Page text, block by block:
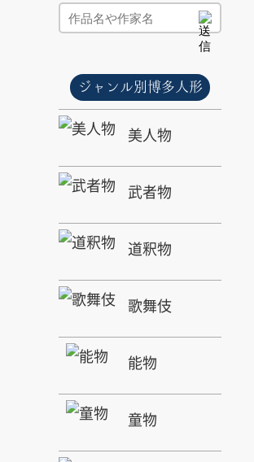
ジャンル別博多人形
美人物
武者物
道釈物
歌舞伎
能物
童物